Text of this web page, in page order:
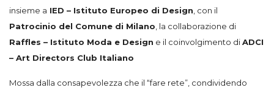
insieme a IED – Istituto Europeo di Design , con il
Patrocinio del Comune di Milano , la collaborazione di
Raffles – Istituto Moda e Design e il coinvolgimento diADCI
– Art Directors Club Italiano
Mossa dalla consapevolezza che il “fare rete”, condividendo